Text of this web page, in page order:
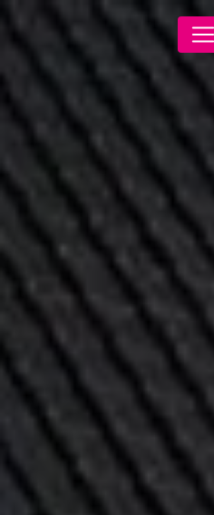
Panneau de gestion des cookies